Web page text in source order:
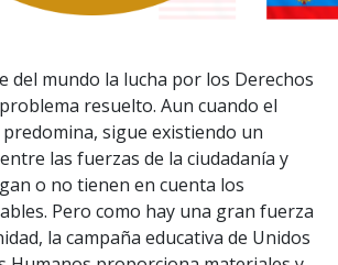
del mundo la lucha por los Derechos
resuelto. Aun cuando el
sigue existiendo un
las fuerzas de la ciudadanía y
o no tienen en cuenta los
Pero como hay una gran fuerza
la campaña educativa de Unidos